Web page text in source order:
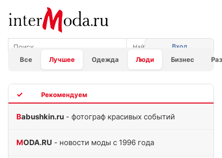
Все Лучшее Одежда Люди Бизнес
Вход
Babushkin.ru - фотограф красивых событий
MODA.RU - новости моды с 1996 года